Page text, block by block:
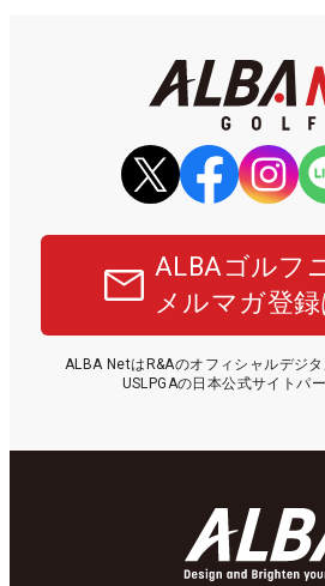
ALBAゴルフ
メルマガ登
ALBA NetはR&Aのオフィシャルデジ
USLPGAの日本公式サイトパ